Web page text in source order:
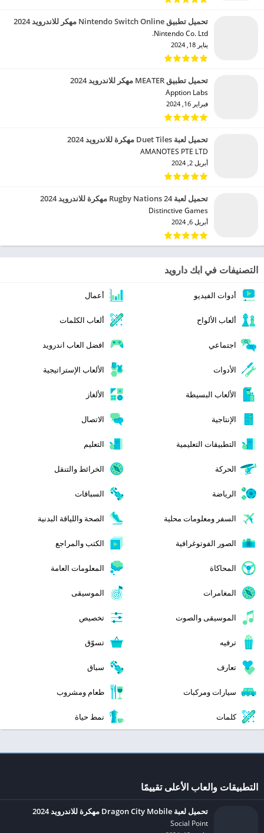
تحميل تطبيق Nintendo Switch Online مهكر للاندرويد 2024
Nintendo Co. Ltd.‏
يناير 18, 2024
تحميل تطبيق MEATER مهكر للاندرويد 2024
Apption Labs‏
فبراير 16, 2024
تحميل لعبة Duet Tiles مهكرة للاندرويد 2024
AMANOTES PTE LTD‏
أبريل 2, 2024
تحميل لعبة Rugby Nations 24 مهكرة للاندرويد 2024
Distinctive Games‏
أبريل 6, 2024
التصنيفات في ابك دارويد
أدوات الفيديو أعمال
ألعاب الألواح ألعاب الكلمات
اجتماعي افضل العاب اندرويد
الأدوات الألعاب الإستراتيجية
الألعاب البسيطة الألغاز
الإنتاجية الاتصال
التطبيقات التعليمية التعليم
الحركة الخرائط والتنقل
الرياضة السباقات
السفر ومعلومات محلية الصحة واللياقة البدنية
الصور الفوتوغرافية الكتب والمراجع
المحاكاة المعلومات العامة
المغامرات الموسيقى
الموسيقى والصوت تخصيص
ترفيه تسوّق
تعارف سباق
سيارات ومركبات طعام ومشروب
كلمات نمط حياة
التطبيقات والعاب الأعلى تقييمًا
تحميل لعبة Dragon City Mobile مهكرة للاندرويد 2024
Social Point‏